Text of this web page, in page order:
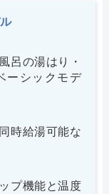
呂の湯はり・
ーシックモデ
時給湯可能な
プ機能と温度